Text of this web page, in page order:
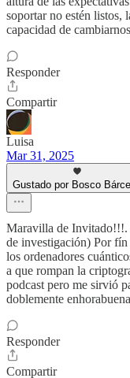
soportar no estén listos,
capacidad de
Responder
Compartir
Luisa
Mar 31, 2025
Gustado por Bosco
Maravilla de Invitado!!!.
de investigación) Por
los ordenadores
a que rompan la
podcast pero me sirvió
doblemente
Responder
Compartir